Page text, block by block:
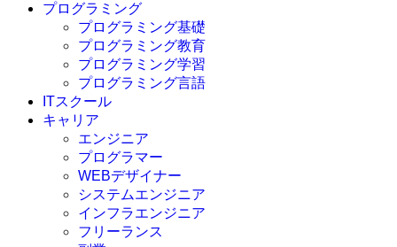
プログラミング
プログラミング基礎
プログラミング教育
プログラミング学習
プログラミング言語
C言語
C#
VBA
Go言語
Kotlin
Java
JavaScript
ITスクール
キャリア
エンジニア
プログラマー
WEBデザイナー
システムエンジニア
インフラエンジニア
フリーランス